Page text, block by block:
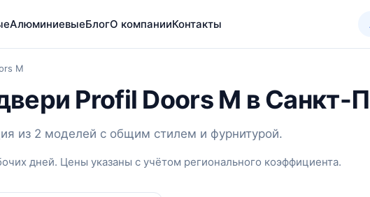
АлюминиевыеБлогО компанииКонтакты
M
Profil Doors M в Санкт-
из 2 моделей с общим стилем и фурнитурой.
дней. Цены указаны с учётом регионального коэффициента.